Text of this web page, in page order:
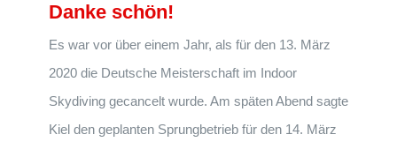
Danke schön!
Es war vor über einem Jahr, als für den 13. März
2020 die Deutsche Meisterschaft im Indoor
Skydiving gecancelt wurde. Am späten Abend sagte
Kiel den geplanten Sprungbetrieb für den 14. März